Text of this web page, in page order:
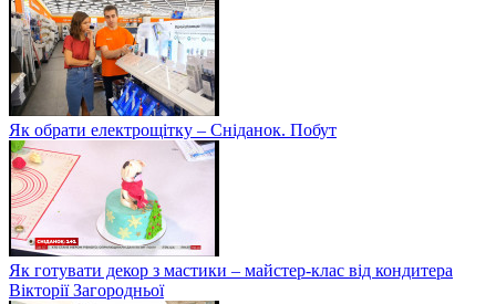
Як обрати електрощітку – Сніданок. Побут
Як готувати декор з мастики – майстер-клас від кондитера
Вікторії Загородньої